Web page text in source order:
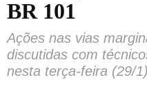
BR 101
Ações nas vias
discutidas com
nesta terça-feira (29/1)